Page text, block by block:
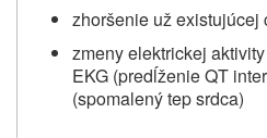
zhoršenie už existujúcej
zmeny elektrickej
EKG (predĺženie QT
(spomalený tep srdca)